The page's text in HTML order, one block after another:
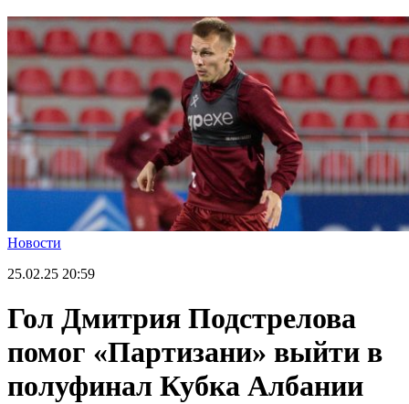
Новости
25.02.25 20:59
Гол Дмитрия Подстрелова
помог «Партизани» выйти в
полуфинал Кубка Албании